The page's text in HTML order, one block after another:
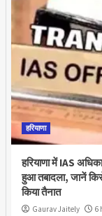
हरियाणा
हरियाणा में IAS
हुआ तबादला, जानें
किया तैनात
Gaurav Jaitely
6